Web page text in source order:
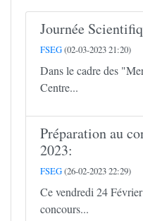
Journée
FSEG(02-03-2023 21:20)
Dans le cadre des
Centre...
Préparation au
2023:
FSEG(26-02-2023 22:29)
Ce vendredi 24
concours...